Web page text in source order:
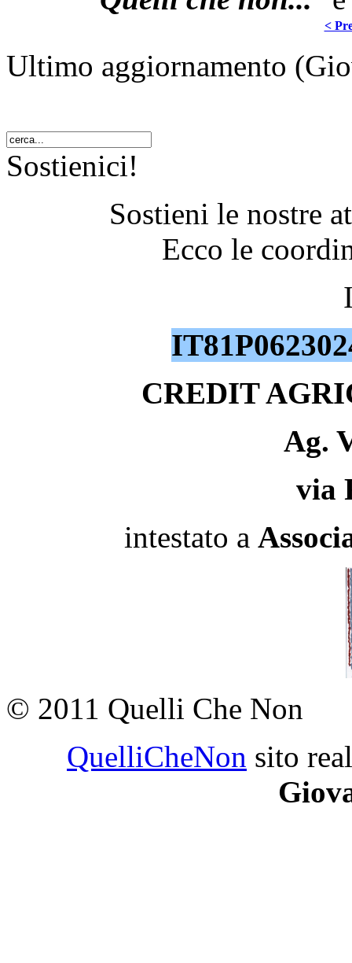
<
Ultimo aggiornamento
Sostienici!
Sostieni le nostre
Ecco le
CREDIT
Ag.
via
intestato a
© 2011 Quelli Che Non
QuelliCheNon sito